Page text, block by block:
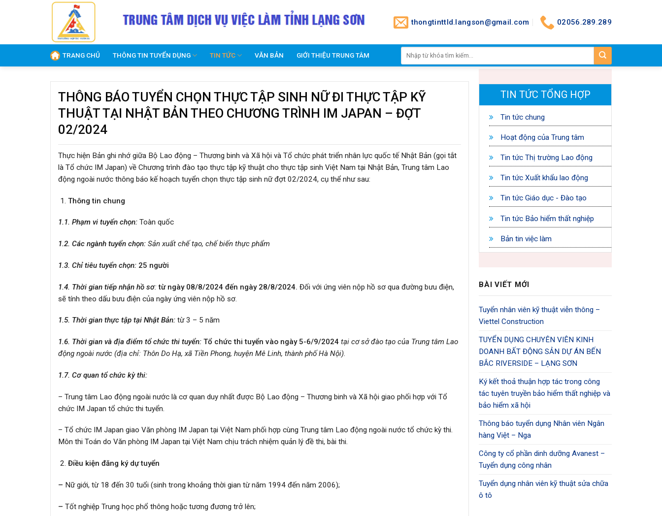
thongtinttld.langson@gmail.com 02056.289.289
TRANG CHỦ THÔNG TIN TUYỂN DỤNG TIN TỨC VĂN BẢN GIỚI THIỆU TRUNG TÂM
THÔNG BÁO TUYỂN CHỌN THỰC TẬP SINH NỮ ĐI THỰC TẬP KỸ
THUẬT TẠI NHẬT BẢN THEO CHƯƠNG TRÌNH IM JAPAN – ĐỢT
02/2024
Thực hiện Bản ghi nhớ giữa Bộ Lao động – Thương binh và Xã hội và Tổ chức phát triển nhân lực quốc tế Nhật Bản (gọi tắt
là Tổ chức IM Japan) về Chương trình đào tạo thực tập kỹ thuật cho thực tập sinh Việt Nam tại Nhật Bản, Trung tâm Lao
động ngoài nước thông báo kế hoạch tuyển chọn thực tập sinh nữ đợt 02/2024, cụ thể như sau:
Thông tin chung
1.1. Phạm vi tuyển chọn: Toàn quốc
1.2. Các ngành tuyển chọn: Sản xuất chế tạo, chế biến thực phẩm
1.3. Chỉ tiêu tuyển chọn: 25 người
1.4. Thời gian tiếp nhận hồ sơ:từ ngày 08/8/2024 đến ngày 28/8/2024. Đối với ứng viên nộp hồ sơ qua đường bưu điện,
sẽ tính theo dấu bưu điện của ngày ứng viên nộp hồ sơ.
1.5. Thời gian thực tập tại Nhật Bản: từ 3 – 5 năm
1.6. Thời gian và địa điểm tổ chức thi tuyển: Tổ chức thi tuyển vào ngày 5-6/9/2024 tại cơ sở đào tạo của Trung tâm Lao
động ngoài nước (địa chỉ: Thôn Do Hạ, xã Tiền Phong, huyện Mê Linh, thành phố Hà Nội).
1.7. Cơ quan tổ chức kỳ thi:
– Trung tâm Lao động ngoài nước là cơ quan duy nhất được Bộ Lao động – Thương binh và Xã hội giao phối hợp với Tổ
chức IM Japan tổ chức thi tuyển.
– Tổ chức IM Japan giao Văn phòng IM Japan tại Việt Nam phối hợp cùng Trung tâm Lao động ngoài nước tổ chức kỳ thi.
Môn thi Toán do Văn phòng IM Japan tại Việt Nam chịu trách nhiệm quản lý đề thi, bài thi.
Điều kiện đăng ký dự tuyển
– Nữ giới, từ 18 đến 30 tuổi (sinh trong khoảng thời gian từ năm 1994 đến năm 2006);
– Tốt nghiệp Trung học phổ thông hoặc tương đương trở lên;
TIN TỨC TỔNG HỢP
Tin tức chung
Hoạt động của Trung tâm
Tin tức Thị trường Lao động
Tin tức Xuất khẩu lao động
Tin tức Giáo dục - Đào tạo
Tin tức Bảo hiểm thất nghiệp
Bản tin việc làm
BÀI VIẾT MỚI
Tuyển nhân viên kỹ thuật viễn thông –
Viettel Construction
TUYỂN DỤNG CHUYÊN VIÊN KINH
DOANH BẤT ĐỘNG SẢN DỰ ÁN BẾN
BẮC RIVERSIDE – LẠNG SƠN
Ký kết thoả thuận hợp tác trong công
tác tuyên truyền bảo hiểm thất nghiệp và
bảo hiểm xã hội
Thông báo tuyển dụng Nhân viên Ngân
hàng Việt – Nga
Công ty cổ phần dinh dưỡng Avanest –
Tuyển dụng công nhân
Tuyển dụng nhân viên kỹ thuật sửa chữa
ô tô